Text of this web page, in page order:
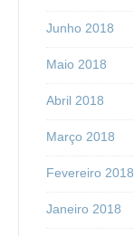
Junho 2018
Maio 2018
Abril 2018
Março 2018
Fevereiro 2018
Janeiro 2018